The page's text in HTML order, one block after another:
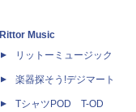
Rittor Music
リットーミュージック
楽器探そう!デジマート
TシャツPOD T-OD